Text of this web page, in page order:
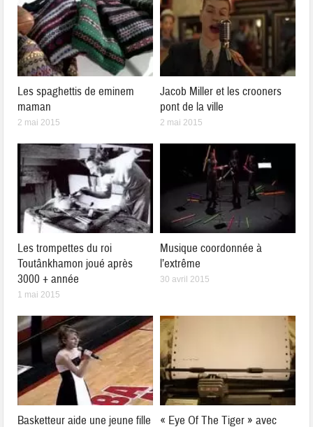
Les spaghettis de eminem
maman
2 mai 2015
Jacob Miller et les crooners
pont de la ville
2 mai 2015
Les trompettes du roi
Toutânkhamon joué après
3000 + année
1 mai 2015
Musique coordonnée à
l’extrême
30 avril 2015
Basketteur aide une jeune fille
« Eye Of The Tiger » avec